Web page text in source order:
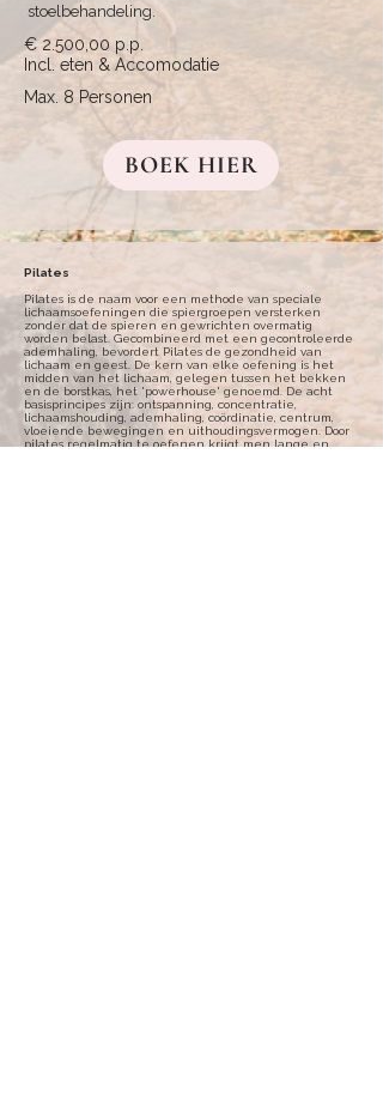
stoelbehandeling.
€ 2.500,00 p.p.
Incl. eten & Accomodatie
Max. 8 Personen
BOEK HIER
Pilates
Pilates is de naam voor een methode van speciale
lichaamsoefeningen die spiergroepen versterken
zonder dat de spieren en gewrichten overmatig
worden belast. Gecombineerd met een gecontroleerde
ademhaling, bevordert Pilates de gezondheid van
lichaam en geest. De kern van elke oefening is het
midden van het lichaam, gelegen tussen het bekken
en de borstkas, het 'powerhouse' genoemd. De acht
basisprincipes zijn: ontspanning, concentratie,
lichaamshouding, ademhaling, coördinatie, centrum,
vloeiende bewegingen en uithoudingsvermogen. Door
pilates regelmatig te oefenen krijgt men lange en